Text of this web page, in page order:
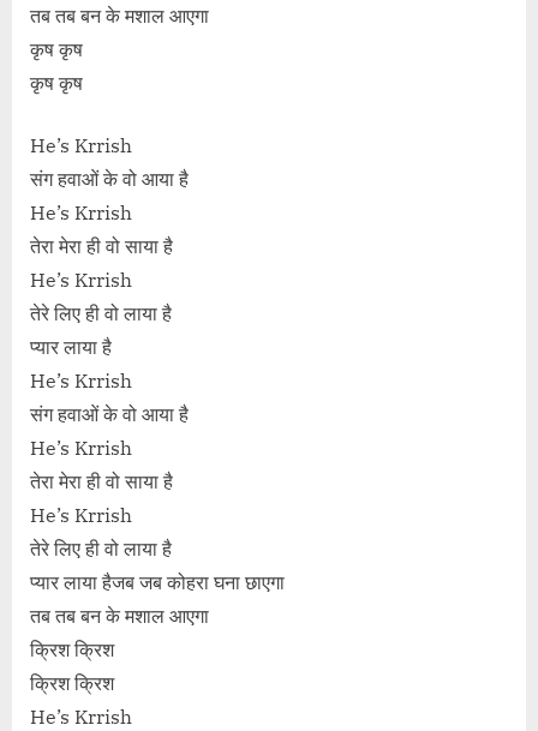
तब तब बन के मशाल आएगा
कृष कृष
कृष कृष
He’s Krrish
संग हवाओं के वो आया है
He’s Krrish
तेरा मेरा ही वो साया है
He’s Krrish
तेरे लिए ही वो लाया है
प्यार लाया है
He’s Krrish
संग हवाओं के वो आया है
He’s Krrish
तेरा मेरा ही वो साया है
He’s Krrish
तेरे लिए ही वो लाया है
प्यार लाया हैजब जब कोहरा घना छाएगा
तब तब बन के मशाल आएगा
क्रिश क्रिश
क्रिश क्रिश
He’s Krrish